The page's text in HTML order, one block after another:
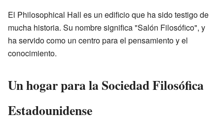
El Philosophical Hall es un edificio que ha sido testigo de
mucha historia. Su nombre significa "Salón Filosófico", y
ha servido como un centro para el pensamiento y el
conocimiento.
Un hogar para la Sociedad Filosófica
Estadounidense